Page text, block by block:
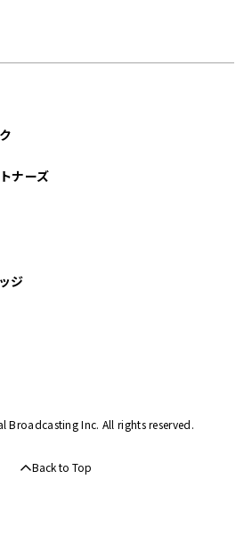
ナーズ
ジ
Inc. All rights reserved.
Back to Top